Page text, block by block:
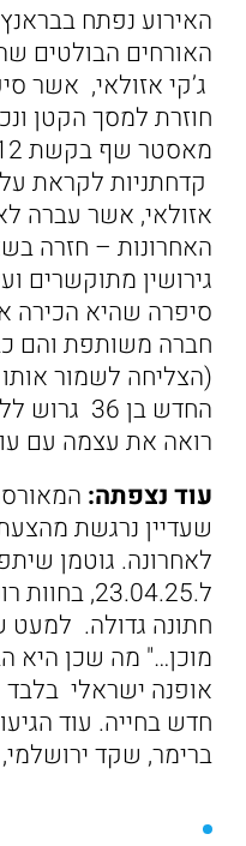
האירוע נפתח
האורחים הבולטים
ג’קי אזולאי, אשר
חוזרת למסך הקטן
קדחתניות לקראת
אזולאי, אשר עברה
האחרונות – חזרה
גירושין מתוקשרים
סיפרה שהיא
חברה משותפת והם
(הצליחה לשמור
החדש בן
רואה את עצמה עם
עוד נצפתה:
שעדיין נרגשת
לאחרונה. גוטמן
ל.23.04.25,
חתונה גדולה.
מוכן…" מה שכן היא
אופנה ישראלי
חדש בחייה. עוד
ברימר, שקד ירושלמי,